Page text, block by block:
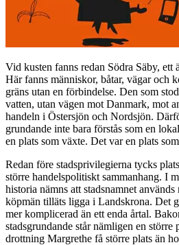
Vid kusten fanns redan Södra Säby, ett
Här fanns människor, båtar, vägar och
gräns utan en förbindelse. Den som
vatten, utan vägen mot Danmark, mot
handeln i Östersjön och Nordsjön.
grundande inte bara förstås som en
en plats som växte. Det var en plats
Redan före stadsprivilegierna tycks
större handelspolitiskt sammanhang. I
historia nämns att stadsnamnet
köpmän tilläts ligga i Landskrona. Det
mer komplicerad än ett enda årtal.
stadsgrundande står nämligen en
drottning Margrethe få större plats än